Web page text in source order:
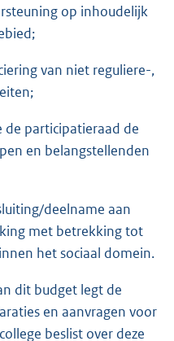
op inhoudelijk
van niet reguliere-,
participatieraad de
en belangstellenden
deelname aan
met betrekking tot
het sociaal domein.
dit budget legt de
en aanvragen voor
beslist over deze